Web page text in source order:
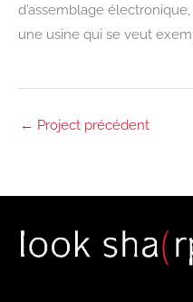
d’assemblage
une usine qui se veut
← Project précédent